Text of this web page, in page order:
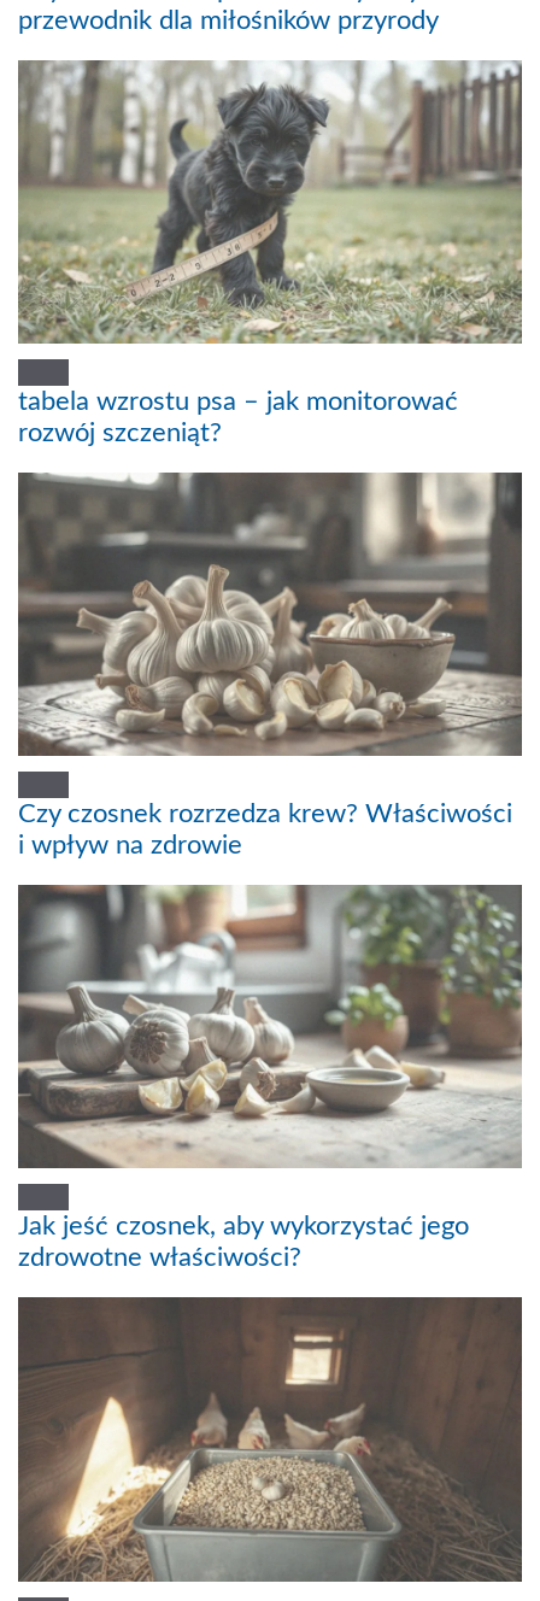
przewodnik dla miłośników przyrody
tabela wzrostu psa – jak monitorować
rozwój szczeniąt?
Czy czosnek rozrzedza krew? Właściwości
i wpływ na zdrowie
Jak jeść czosnek, aby wykorzystać jego
zdrowotne właściwości?